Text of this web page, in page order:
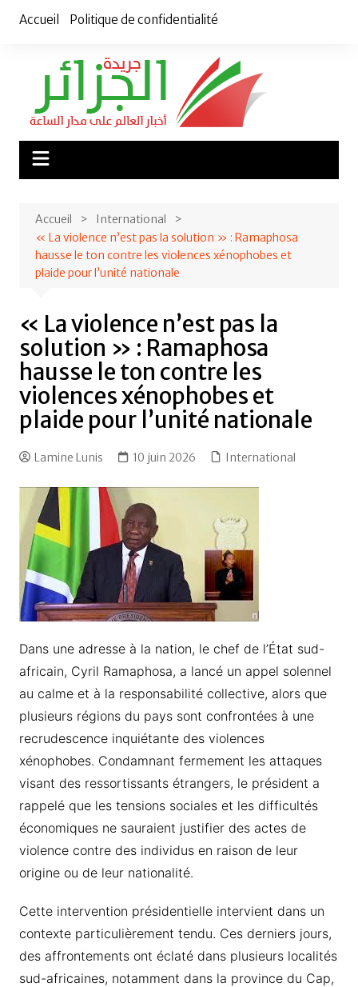
Accueil Politique de confidentialité
Accueil
International
« La violence n’est pas la solution » : Ramaphosa
hausse le ton contre les violences xénophobes et
plaide pour l’unité nationale
« La violence n’est pas la
solution » : Ramaphosa
hausse le ton contre les
violences xénophobes et
plaide pour l’unité nationale
Lamine Lunis 10 juin 2026 International
Dans une adresse à la nation, le chef de l’État sud-
africain, Cyril Ramaphosa, a lancé un appel solennel
au calme et à la responsabilité collective, alors que
plusieurs régions du pays sont confrontées à une
recrudescence inquiétante des violences
xénophobes. Condamnant fermement les attaques
visant des ressortissants étrangers, le président a
rappelé que les tensions sociales et les difficultés
économiques ne sauraient justifier des actes de
violence contre des individus en raison de leur
origine ou de leur nationalité.
Cette intervention présidentielle intervient dans un
contexte particulièrement tendu. Ces derniers jours,
des affrontements ont éclaté dans plusieurs localités
sud-africaines, notamment dans la province du Cap,